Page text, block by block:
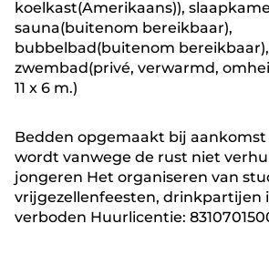
koelkast(Amerikaans)),
sauna(buitenom bereikbaar),
bubbelbad(buitenom
zwembad(privé, verwarmd,
11 x 6 m.)
Bedden opgemaakt bij aankomst
wordt vanwege de rust niet
jongeren Het organiseren van
vrijgezellenfeesten, drinkpartijen
verboden Huurlicentie: